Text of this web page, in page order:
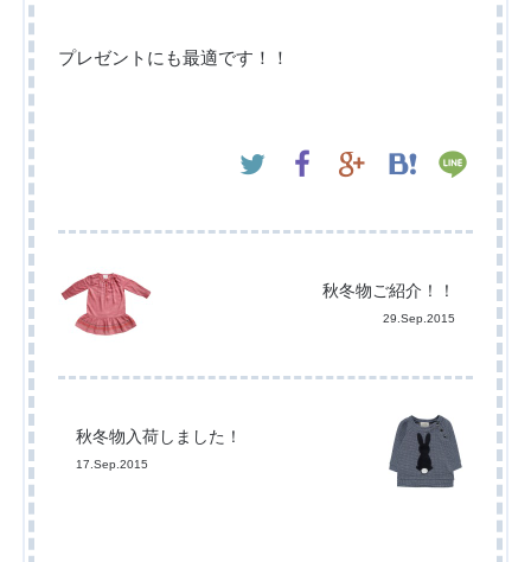
プレゼントにも最適です！！
秋冬物ご紹介！！
29.Sep.2015
秋冬物入荷しました！
17.Sep.2015